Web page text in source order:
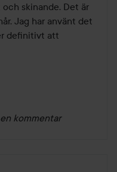
skinande. Det är
Jag har använt det
definitivt att
kommentar